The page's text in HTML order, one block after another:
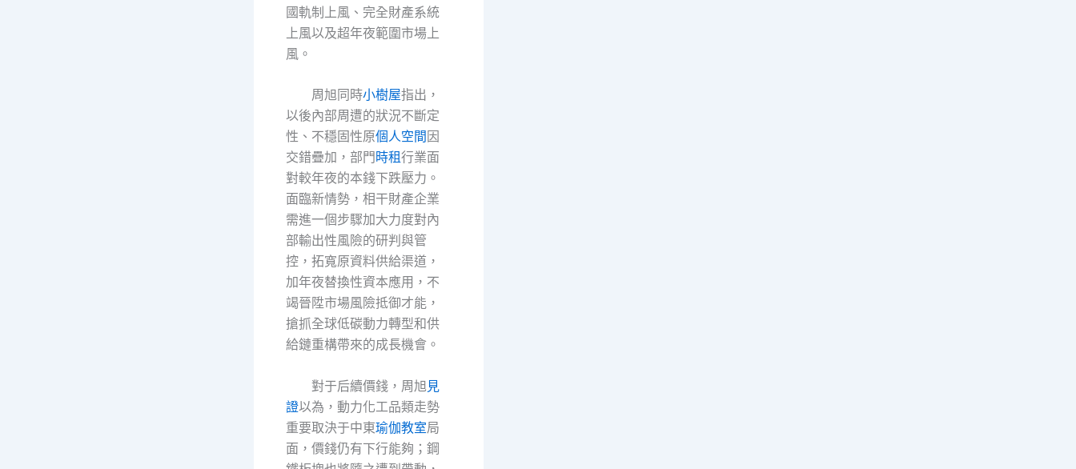
國軌制上風、完全財產系統
上風以及超年夜範圍市場上
風。
周旭同時小樹屋指出，
以後內部周遭的狀況不斷定
性、不穩固性原個人空間 因
交錯疊加，部門 時租行業面
對較年夜的本錢下跌壓力。
面臨新情勢，相干財產企業
需進一個步驟加大力度對內
部輸出性風險的研判與管
控，拓寬原資料供給渠道，
加年夜替換性資本應用，不
竭晉陞市場風險抵御才能，
搶抓全球低碳動力轉型和供
給鏈重構帶來的成長機會。
對于后續價錢，周旭 見
證以為，動力化工品類走勢
重要取決于中東瑜伽教室局
面，價錢仍有下行能夠；鋼